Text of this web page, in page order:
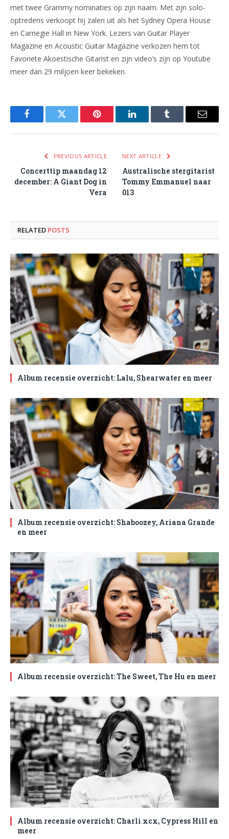
met twee Grammy nominaties op zijn naam. Met zijn solo-
optredens verkoopt hij zalen uit als het Sydney Opera House
en Carnegie Hall in New York. Lezers van Guitar Player
Magazine en Acoustic Guitar Magazine verkozen hem tot
Favoriete Akoestische Gitarist en zijn video’s zijn op Youtube
meer dan 29 miljoen keer bekeken.
FacebookTwitter Pinterest LinkedInTumblr Email
PREVIOUS ARTICLE
Concerttip maandag 12
december: A Giant Dog in
Vera
NEXT ARTICLE
Australische stergitarist
Tommy Emmanuel naar
013
RELATED POSTS
Album recensie overzicht: Lalu, Shearwater en meer
Album recensie overzicht: Shaboozey, Ariana Grande
en meer
Album recensie overzicht: The Sweet, The Hu en meer
Album recensie overzicht: Charli xcx, Cypress Hill en
meer